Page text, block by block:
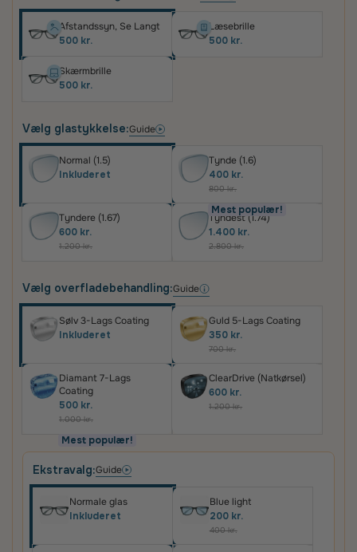
Afstandssyn, Se Langt
500 kr.
Læsebrille
500 kr.
Skærmbrille
500 kr.
Vælg glastykkelse:Guide
Normal (1.5)
Inkluderet
Tynde (1.6)
400 kr.
800 kr.
Mest populær!
Tyndere (1.67)
600 kr.
1.200 kr.
Tyndest (1.74)
1.400 kr.
2.800 kr.
Vælg overfladebehandling:Guide
Sølv 3-Lags Coating
Inkluderet
Guld 5-Lags Coating
350 kr.
700 kr.
Diamant 7-Lags
Coating
500 kr.
1.000 kr.
Mest populær!
ClearDrive (Natkørsel)
600 kr.
1.200 kr.
Ekstravalg:Guide
Normale glas
Inkluderet
Blue light
200 kr.
400 kr.